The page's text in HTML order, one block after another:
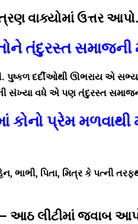
ત્રણ વાક્યોમાં ઉત્તર
તંદુરસ્ત સમાજની
પુષ્કળ દર્દીઓથી ઊભરાય એ
સંખ્યા વધે એ પણ તંદુરસ્ત
કોનો પ્રેમ
ભાભી, પિતા, મિત્ર કે પત્ની
– આઠ લીટીમાં જવાબ